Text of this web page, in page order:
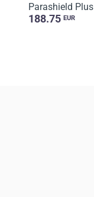
Parashield Plus
188.75 EUR